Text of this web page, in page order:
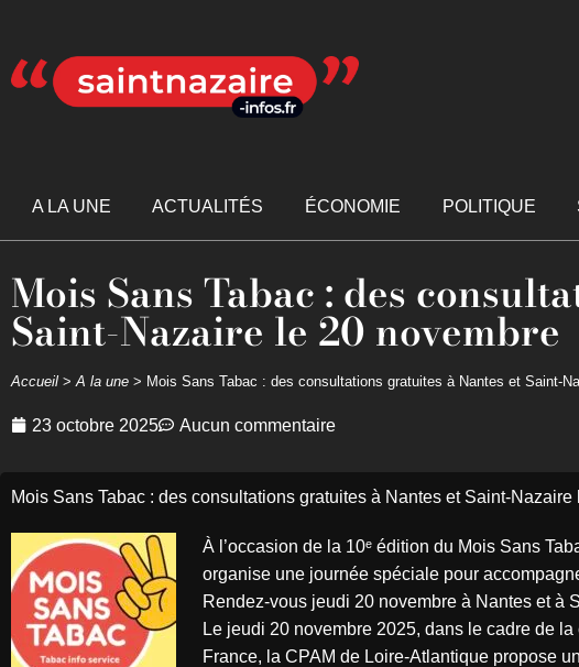
A LA UNE ACTUALITÉS ÉCONOMIE POLITIQUE
Mois Sans Tabac : des
Saint-Nazaire le 20 novembre
Accueil > A la une > Mois Sans Tabac : des consultations gratuites à Nantes et Saint-
23 octobre 2025 Aucun commentaire
Mois Sans Tabac : des consultations gratuites à Nantes et Saint-Nazaire
À l’occasion de la 10ᵉ édition du Mois Sans
organise une journée spéciale pour
Rendez-vous jeudi 20 novembre à Nantes et à
Le jeudi 20 novembre 2025, dans le cadre de
France, la CPAM de Loire-Atlantique propose